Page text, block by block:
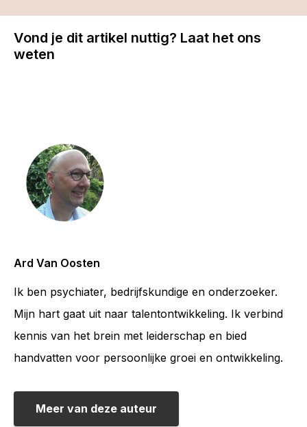
Vond je dit artikel nuttig? Laat het ons
weten
Ard Van Oosten
Ik ben psychiater, bedrijfskundige en onderzoeker.
Mijn hart gaat uit naar talentontwikkeling. Ik verbind
kennis van het brein met leiderschap en bied
handvatten voor persoonlijke groei en ontwikkeling.
Meer van deze auteur